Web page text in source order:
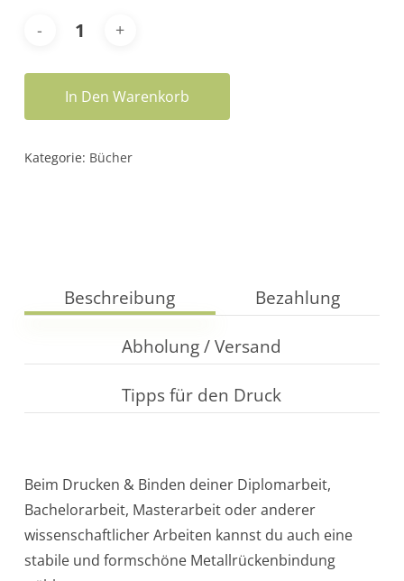
In Den Warenkorb
Kategorie: Bücher
Beschreibung
Bezahlung
Abholung / Versand
Tipps für den Druck
Beim Drucken & Binden deiner Diplomarbeit,
Bachelorarbeit, Masterarbeit oder anderer
wissenschaftlicher Arbeiten kannst du auch eine
stabile und formschöne Metallrückenbindung